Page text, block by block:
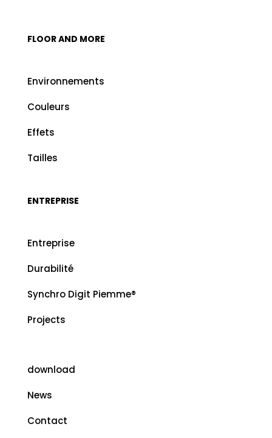
FLOOR AND MORE
Environnements
Couleurs
Effets
Tailles
ENTREPRISE
Entreprise
Durabilité
Synchro Digit Piemme®
Projects
download
News
Contact